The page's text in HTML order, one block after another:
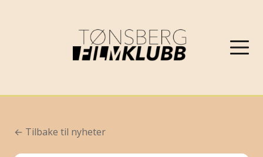
VÅRPROGRAM 2026
← Tilbake til nyheter